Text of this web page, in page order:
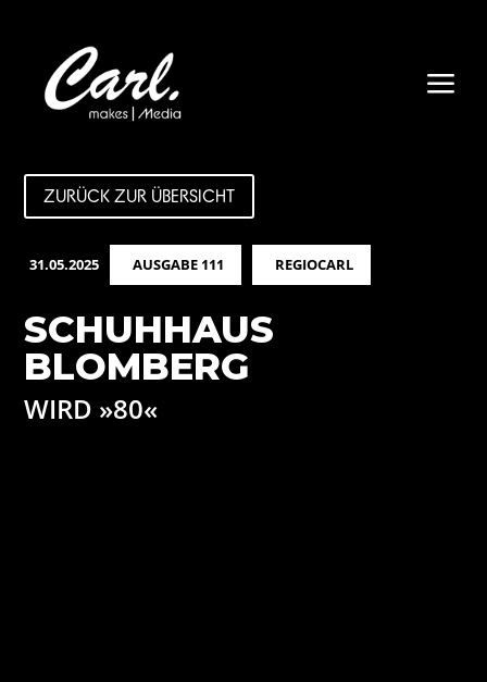
a
ZURÜCK ZUR ÜBERSICHT
31.05.2025 AUSGABE 111 REGIOCARL
SCHUHHAUS
BLOMBERG
WIRD »80«